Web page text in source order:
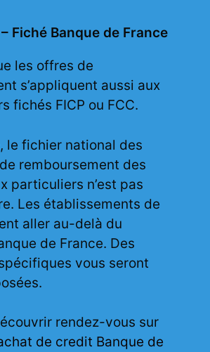
– Fiché Banque de France
les offres de
s’appliquent aussi aux
fichés FICP ou FCC.
le fichier national des
remboursement des
particuliers n’est pas
Les établissements de
aller au-delà du
de France. Des
vous seront
rendez-vous sur
de credit Banque de